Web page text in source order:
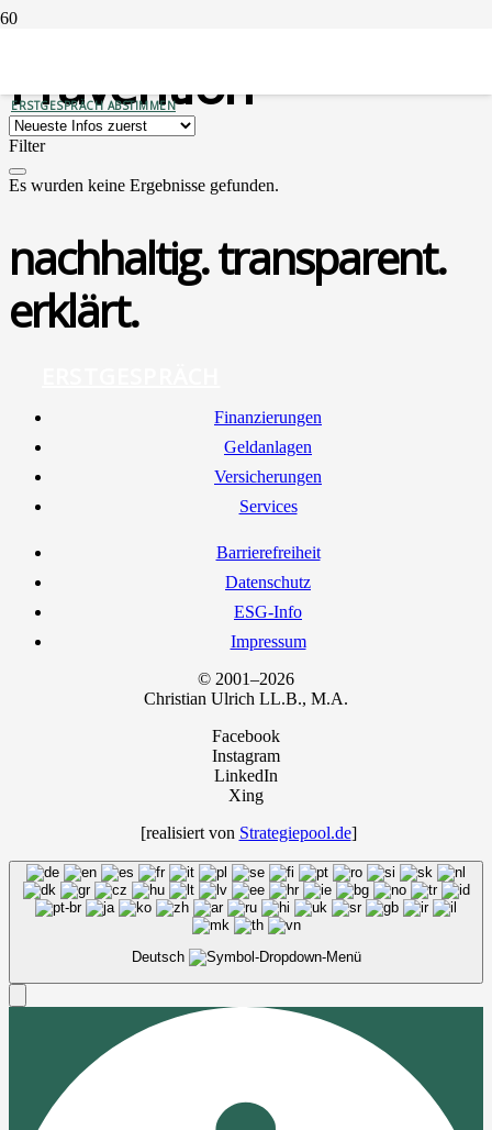
ERSTGESPRÄCH ABSTIMMEN
Prävention
Filter
Es wurden keine Ergebnisse gefunden.
nachhaltig. transparent.
erklärt.
Finan­zie­run­gen
Geld­an­la­gen
Ver­si­che­run­gen
Ser­vices
Bar­rie­re­frei­heit
Daten­schutz
ESG-Info
Impres­sum
© 2001–2026
Chris­ti­an Ulrich LL.B., M.A.
Facebook
Instagram
LinkedIn
Xing
[rea­li­siert von Strategiepool.de]
Deutsch